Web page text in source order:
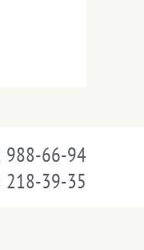
988-66-94
218-39-35